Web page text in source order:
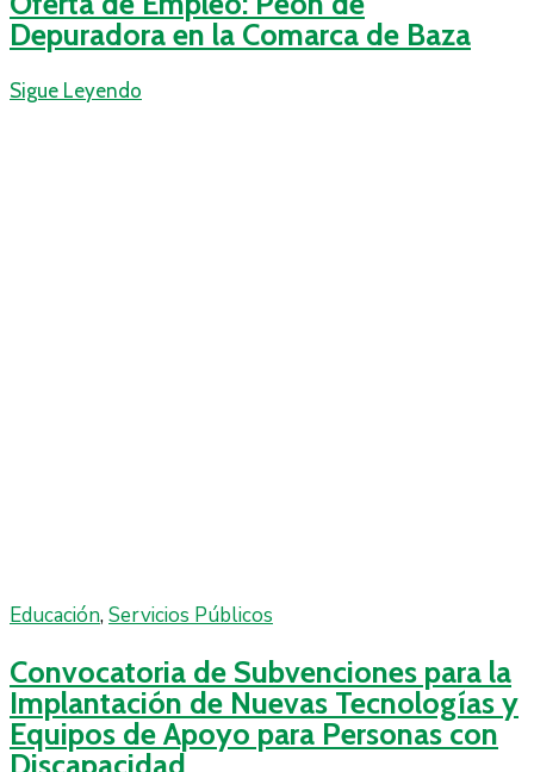
Depuradora en la Comarca de Baza
Sigue Leyendo
Educación‚Servicios Públicos
Convocatoria de Subvenciones para la
Implantación de Nuevas Tecnologías y
Equipos de Apoyo para Personas con